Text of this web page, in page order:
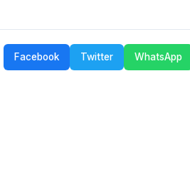
Facebook Twitter WhatsApp